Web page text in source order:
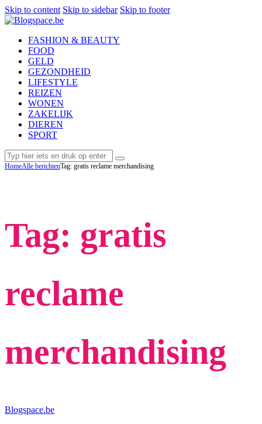
Skip to content Skip to sidebar Skip to footer
FASHION & BEAUTY
FOOD
GELD
GEZONDHEID
LIFESTYLE
REIZEN
WONEN
ZAKELIJK
DIEREN
SPORT
Tag: gratis
reclame
merchandising
HomeAlle berichtenTag: gratis reclame merchandising
Blogspace.be